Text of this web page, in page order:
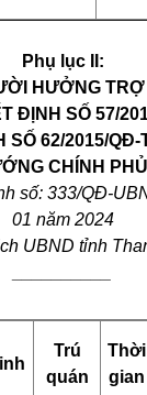
Phụ lục II:
HƯỞNG
ĐỊNH SỐ 57/
SỐ 62/2015/QĐ-
CHÍNH PHỦ
số: 333/QĐ-
01 năm 2024
UBND tỉnh
Trú
quán
Thời
gian